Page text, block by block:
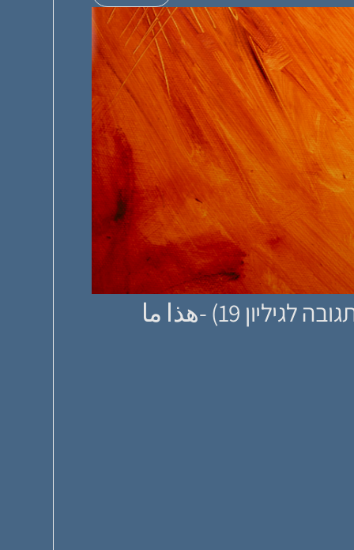
אבל ככה פועלת סאטירה (מאמר תגובה לגיליון 19) -هذا ما